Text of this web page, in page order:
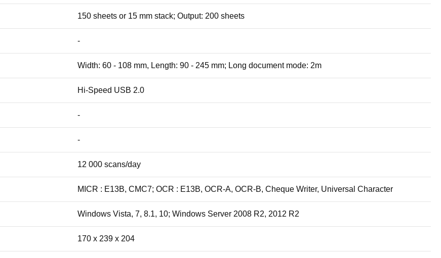
150 sheets or 15 mm stack; Output: 200 sheets
-
Width: 60 - 108 mm, Length: 90 - 245 mm; Long document mode: 2m
Hi-Speed USB 2.0
-
-
12 000 scans/day
MICR : E13B, CMC7; OCR : E13B, OCR-A, OCR-B, Cheque Writer, Universal Character
Windows Vista, 7, 8.1, 10; Windows Server 2008 R2, 2012 R2
170 x 239 x 204